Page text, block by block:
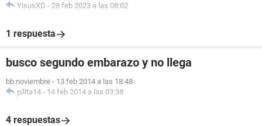
YisusXD - 28 feb 2023 a las 08:02
1 respuesta
busco segundo embarazo y no llega
bb.noviembre - 13 feb 2014 a las 18:48
pilita14 - 14 feb 2014 a las 03:38
4 respuestas